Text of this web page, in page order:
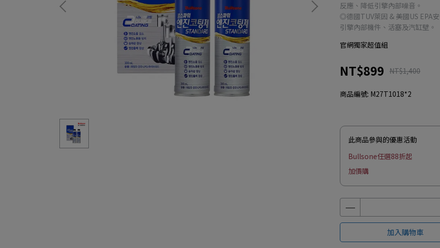
反應、降低引擎內部噪音。
◎德國TUV萊因 & 美國US EPA
引擎內部機件、活塞及汽缸壁。
官網獨家超值組
NT$899 NT$1,400
商品編號: M27T1018*2
此商品參與的優惠活動
Bullsone任選88折起
加價購
加入購物車